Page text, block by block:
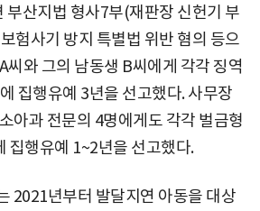
부산지법 형사7부(재판장 신헌기 부
험사기 방지 특별법 위반 혐의 등으
씨와 그의 남동생 B씨에게 각각 징역
집행유예 3년을 선고했다. 사무장
아과 전문의 4명에게도 각각 벌금형
집행유예 1~2년을 선고했다.
2021년부터 발달지연 아동을 대상